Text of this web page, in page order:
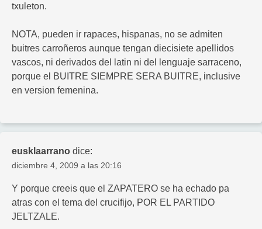
txuleton.
NOTA, pueden ir rapaces, hispanas, no se admiten
buitres carroñeros aunque tengan diecisiete apellidos
vascos, ni derivados del latin ni del lenguaje sarraceno,
porque el BUITRE SIEMPRE SERA BUITRE, inclusive
en version femenina.
eusklaarrano dice:
diciembre 4, 2009 a las 20:16
Y porque creeis que el ZAPATERO se ha echado pa
atras con el tema del crucifijo, POR EL PARTIDO
JELTZALE.